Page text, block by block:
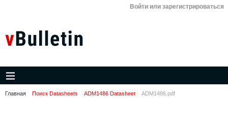
Войти или зарегистрироваться
Главная Поиск Datasheets ADM1486 Datasheet ADM1486.pdf